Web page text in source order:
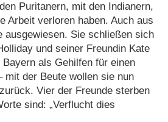
Puritanern, mit den Indianern,
Arbeit verloren haben. Auch aus
ausgewiesen. Sie schließen sich
und seiner Freundin Kate
als Gehilfen für einen
mit der Beute wollen sie nun
Vier der Freunde sterben
sind: „Verflucht dies